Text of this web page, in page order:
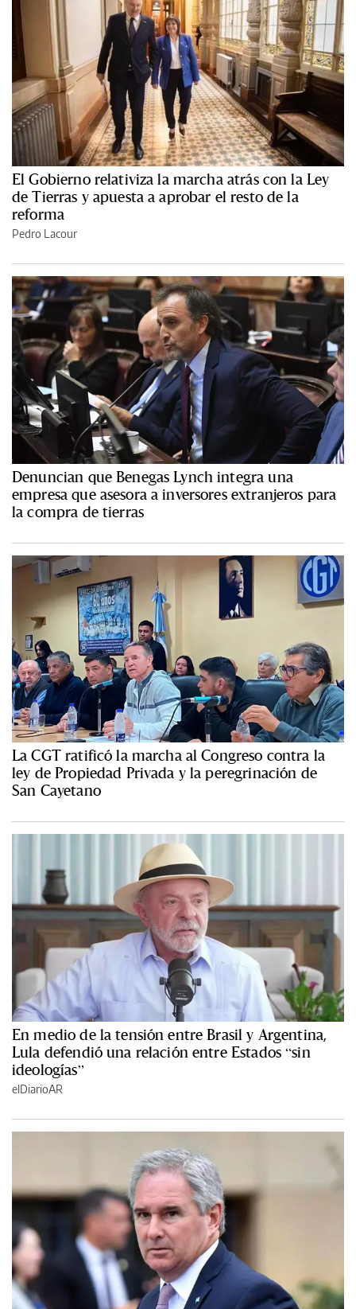
El Gobierno relativiza la marcha atrás con la Ley
de Tierras y apuesta a aprobar el resto de la
reforma
Pedro Lacour
Denuncian que Benegas Lynch integra una
empresa que asesora a inversores extranjeros para
la compra de tierras
La CGT ratificó la marcha al Congreso contra la
ley de Propiedad Privada y la peregrinación de
San Cayetano
En medio de la tensión entre Brasil y Argentina,
Lula defendió una relación entre Estados “sin
ideologías”
elDiarioAR